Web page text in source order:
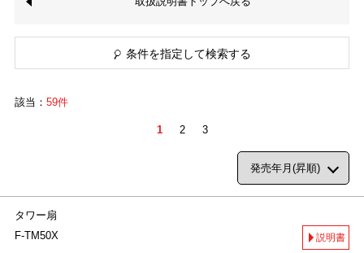
条件を指定して検索する
該当： 59件
1 2 3
タワー扇
F-TM50X
説明書